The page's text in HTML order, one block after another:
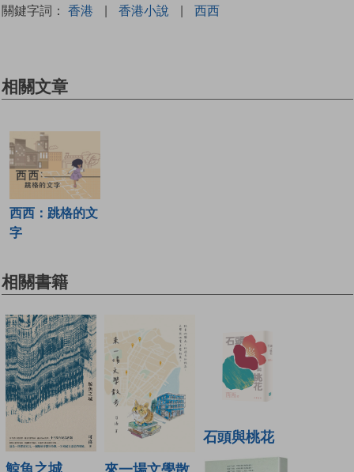
關鍵字詞： 香港 | 香港小說 | 西西
相關文章
西西：跳格的文
字
相關書籍
鯨魚之城
石頭與桃花